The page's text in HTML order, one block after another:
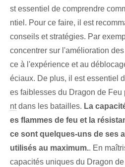
st essentiel de comprendre
ntiel. Pour ce faire, il est
conseils et stratégies. Par
concentrer sur l'amélioration
ce à l'expérience et au
éciaux. De plus, il est essentiel
es faiblesses du Dragon de Feu
ntdans les batailles. La
es flammes de feu et la
ce sont quelques-uns de ses
utilisés au maximum.. En
capacités uniques du Dragon